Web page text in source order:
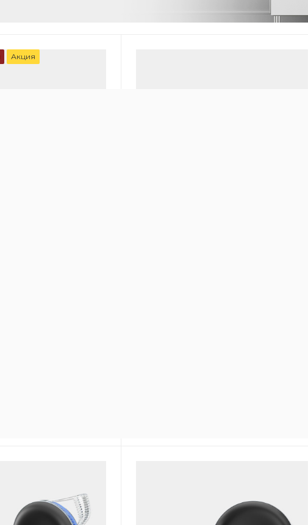
Акция